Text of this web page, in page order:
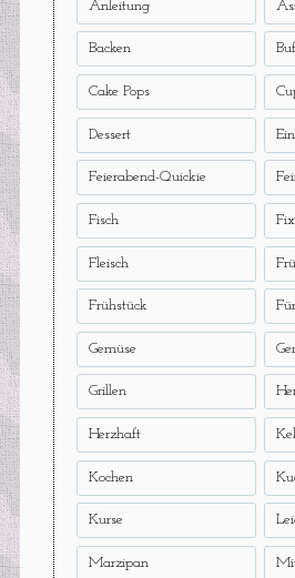
Anleitung
Backen
Cake Pops
Dessert
Feierabend-Quickie
Fisch
Fleisch
Frühstück
Gemüse
Grillen
Herzhaft
Kochen
Kurse
Marzipan